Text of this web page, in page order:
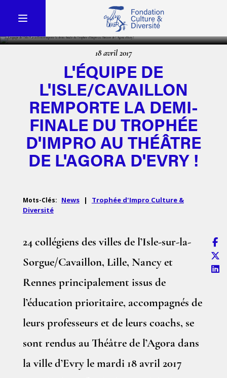
18 avril 2017
L'ÉQUIPE DE
L'ISLE/CAVAILLON
REMPORTE LA DEMI-
FINALE DU TROPHÉE
D'IMPRO AU THÉÂTRE
DE L'AGORA D'EVRY !
Mots-Clés: News |
Trophée d'Impro Culture &
Diversité
24 collégiens des villes de l’Isle-sur-la-
Sorgue/Cavaillon, Lille, Nancy et
Rennes principalement issus de
l’éducation prioritaire, accompagnés de
leurs professeurs et de leurs coachs, se
sont rendus au Théâtre de l’Agora dans
la ville d’Evry le mardi 18 avril 2017